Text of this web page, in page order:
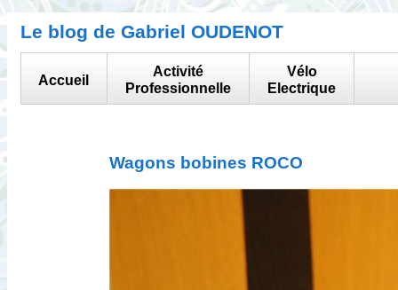
Le blog de Gabriel OUDENOT
Accueil
Activité
Professionnelle
Vélo
Electrique
Wagons bobines ROCO